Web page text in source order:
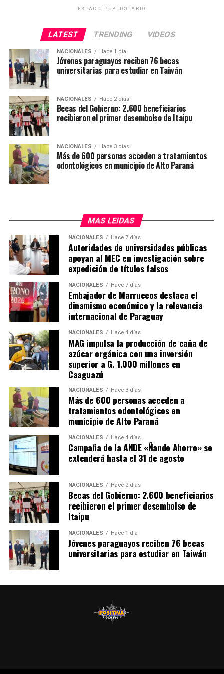
ESPACIO PUBLICITARIO
LATEST TRENDING VIDEOS
NACIONALES Hace 1 día
Jóvenes paraguayos reciben 76 becas
universitarias para estudiar en Taiwán
NACIONALES Hace 2 días
Becas del Gobierno: 2.600 beneficiarios
recibieron el primer desembolso de Itaipu
NACIONALES Hace 3 días
Más de 600 personas acceden a tratamientos
odontológicos en municipio de Alto Paraná
MAS LEIDAS
NACIONALES Hace 7 días
Autoridades de universidades públicas
apoyan al MEC en investigación sobre
expedición de títulos falsos
NACIONALES Hace 7 días
Embajador de Marruecos destaca el
dinamismo económico y la relevancia
internacional de Paraguay
NACIONALES Hace 4 días
MAG impulsa la producción de caña de
azúcar orgánica con una inversión
superior a G. 1.000 millones en
Caaguazú
NACIONALES Hace 3 días
Más de 600 personas acceden a
tratamientos odontológicos en
municipio de Alto Paraná
NACIONALES Hace 4 días
Campaña de la ANDE «Ñande Ahorro» se
extenderá hasta el 31 de agosto
NACIONALES Hace 2 días
Becas del Gobierno: 2.600 beneficiarios
recibieron el primer desembolso de
Itaipu
NACIONALES Hace 1 día
Jóvenes paraguayos reciben 76 becas
universitarias para estudiar en Taiwán